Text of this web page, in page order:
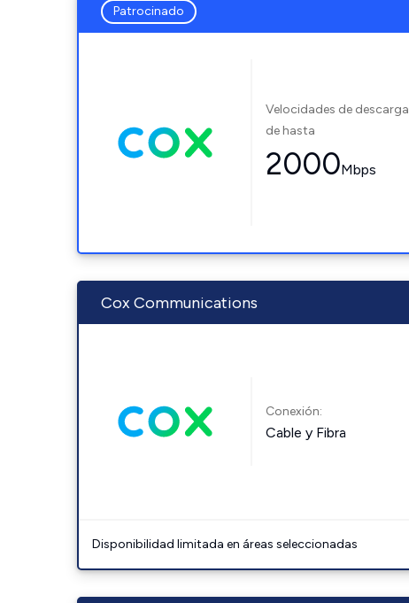
Patrocinado
Velocidades de descarga
de hasta
2000Mbps
Cox Communications
Conexión:
Cable y Fibra
Disponibilidad limitada en áreas seleccionadas